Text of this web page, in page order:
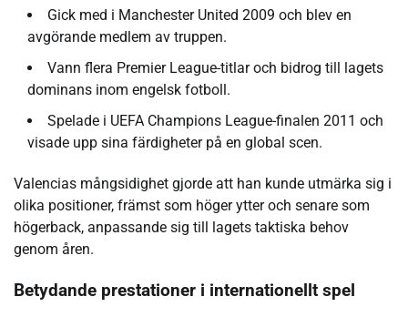
Gick med i Manchester United 2009 och blev en
avgörande medlem av truppen.
Vann flera Premier League-titlar och bidrog till lagets
dominans inom engelsk fotboll.
Spelade i UEFA Champions League-finalen 2011 och
visade upp sina färdigheter på en global scen.
Valencias mångsidighet gjorde att han kunde utmärka sig i
olika positioner, främst som höger ytter och senare som
högerback, anpassande sig till lagets taktiska behov
genom åren.
Betydande prestationer i internationellt spel